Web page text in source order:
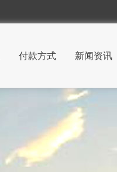
付款方式 新闻资讯